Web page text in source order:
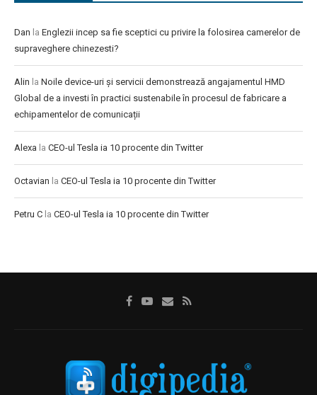
Dan la Englezii incep sa fie sceptici cu privire la folosirea camerelor de
supraveghere chinezesti?
Alin la Noile device-uri și servicii demonstrează angajamentul HMD
Global de a investi în practici sustenabile în procesul de fabricare a
echipamentelor de comunicații
Alexa la CEO-ul Tesla ia 10 procente din Twitter
Octavian la CEO-ul Tesla ia 10 procente din Twitter
Petru C la CEO-ul Tesla ia 10 procente din Twitter